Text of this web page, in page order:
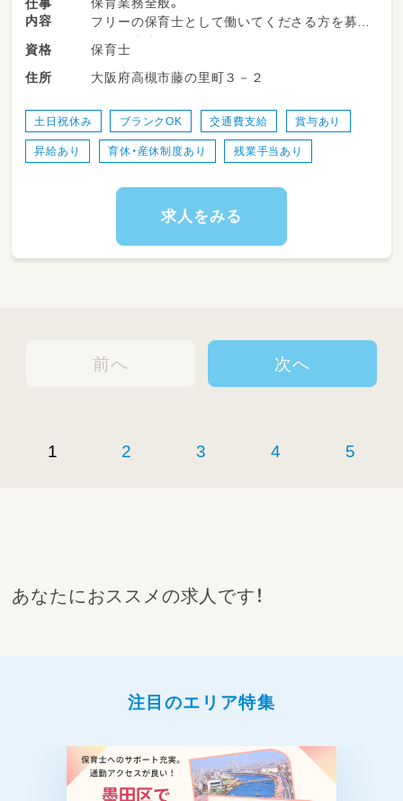
仕事
内容
フリーの保育士として働いてくださる方を募集
しています｡
「園児が明日も笑って行きたくなる保育」をモッ
トーに、一緒に園づくりを行っていきません
資格
保育士
住所
大阪府高槻市藤の里町３－２
土日祝休み ブランクOK 交通費支給 賞与あり
昇給あり 育休・産休制度あり 残業手当あり
求人をみる
前へ
1 2 3 4 5
次へ
あなたにおススメの求人です！
注目のエリア特集